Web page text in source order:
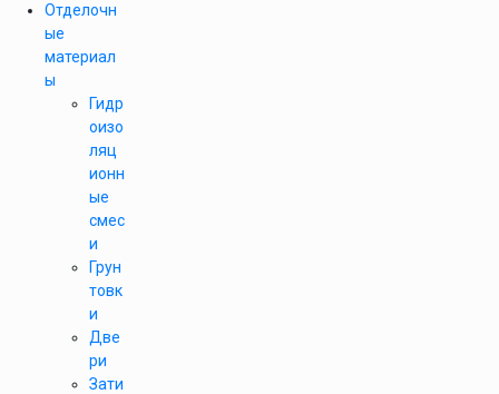
Отделочн
ые
материал
ы
Гидр
оизо
ляц
ионн
ые
смес
и
Грун
товк
и
Две
ри
Зати